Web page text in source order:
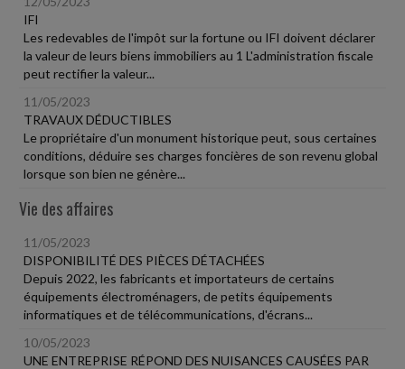
IFI
Les redevables de l'impôt sur la fortune ou IFI doivent déclarer
la valeur de leurs biens immobiliers au 1 L'administration fiscale
peut rectifier la valeur...
11/05/2023
TRAVAUX DÉDUCTIBLES
Le propriétaire d'un monument historique peut, sous certaines
conditions, déduire ses charges foncières de son revenu global
lorsque son bien ne génère...
Vie des affaires
11/05/2023
DISPONIBILITÉ DES PIÈCES DÉTACHÉES
Depuis 2022, les fabricants et importateurs de certains
équipements électroménagers, de petits équipements
informatiques et de télécommunications, d'écrans...
10/05/2023
UNE ENTREPRISE RÉPOND DES NUISANCES CAUSÉES PAR